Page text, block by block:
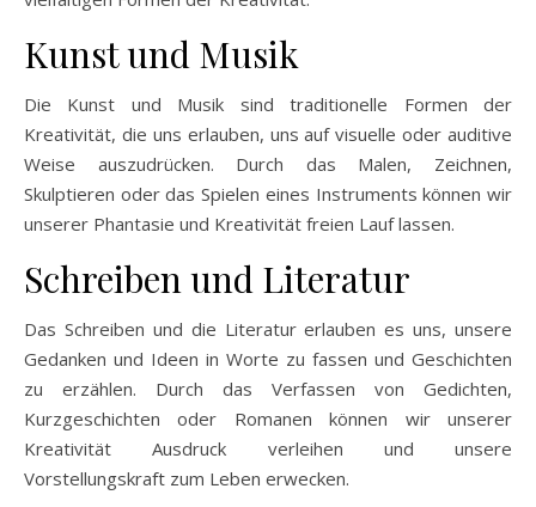
Kunst und Musik
Die Kunst und Musik sind traditionelle Formen der
Kreativität, die uns erlauben, uns auf visuelle oder auditive
Weise auszudrücken. Durch das Malen, Zeichnen,
Skulptieren oder das Spielen eines Instruments können wir
unserer Phantasie und Kreativität freien Lauf lassen.
Schreiben und Literatur
Das Schreiben und die Literatur erlauben es uns, unsere
Gedanken und Ideen in Worte zu fassen und Geschichten
zu erzählen. Durch das Verfassen von Gedichten,
Kurzgeschichten oder Romanen können wir unserer
Kreativität Ausdruck verleihen und unsere
Vorstellungskraft zum Leben erwecken.